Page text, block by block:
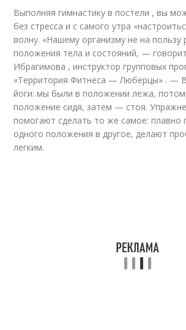
Выполняя гимнастику в постели , вы
без стресса и с самого утра
волну. «Нашему организму не на пользу
положения тела и состояний, —
Ибрагимова , инструктор групповых
«Территория Фитнеса — Люберцы» . —
йоги: мы были в положении лежа,
положение сидя, затем — стоя.
помогают сделать то же самое: плавно
одного положения в другое, делают
легким.